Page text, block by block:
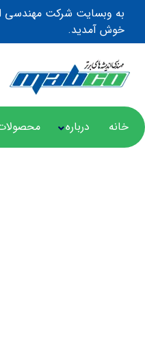
به وبسایت شرکت مهندسی
خوش آمدید.
خانه درباره